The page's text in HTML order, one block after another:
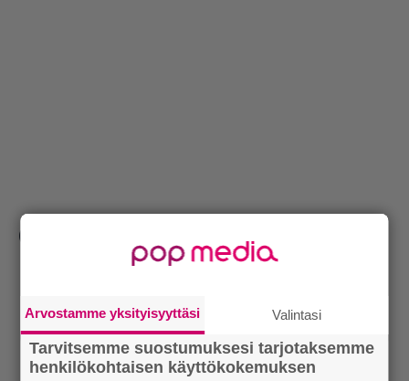
(Kuva:
uutiset ja puheenaiheet suoraan sähköpostiin tästä.
Arvostamme yksityisyyttäsi Valintasi
Tarvitsemme suostumuksesi tarjotaksemme
henkilökohtaisen käyttökokemuksen